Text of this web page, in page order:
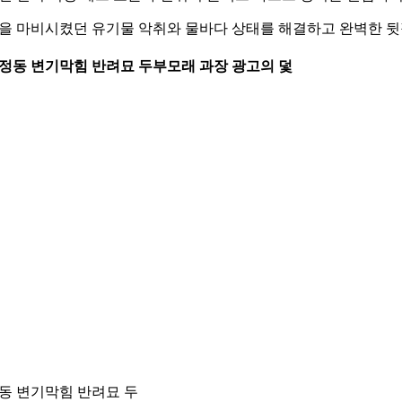
마비시켰던 유기물 악취와 물바다 상태를 해결하고 완벽한
동 변기막힘 반려묘 두부모래 과장 광고의 덫
변기막힘 반려묘 두